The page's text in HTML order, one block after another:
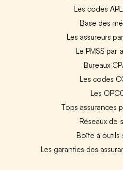
Les codes
Base des
Les assureurs
Le PMSS par
Bureaux
Les codes
Les
Tops assurances
Réseaux de
Boîte à outils
Les garanties des